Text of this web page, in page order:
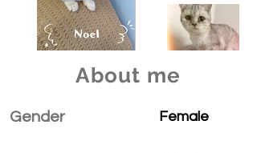
About me
Gender Female